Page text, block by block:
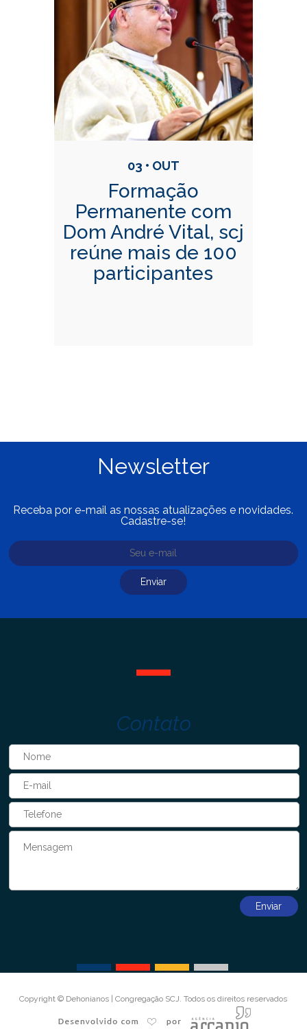
03 • OUT
Formação
Permanente com
Dom André Vital, scj
reúne mais de 100
participantes
Newsletter
Receba por e-mail as nossas atualizações e novidades.
Cadastre-se!
Contato
Copyright © Dehonianos | Congregação SCJ. Todos os direitos reservados